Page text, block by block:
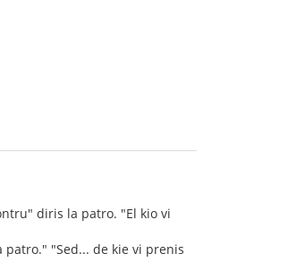
diris la patro. "El kio vi
"Sed... de kie vi prenis